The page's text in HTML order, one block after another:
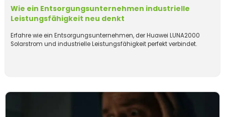
Wie ein Entsorgungsunternehmen industrielle
Leistungsfähigkeit neu denkt
Erfahre wie ein Entsorgungsunternehmen, der Huawei LUNA2000
Solarstrom und industrielle Leistungsfähigkeit perfekt verbindet.